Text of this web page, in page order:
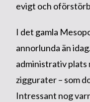
evigt och
I det gamla
annorlunda än
administrativ plats
ziggurater – som
Intressant nog